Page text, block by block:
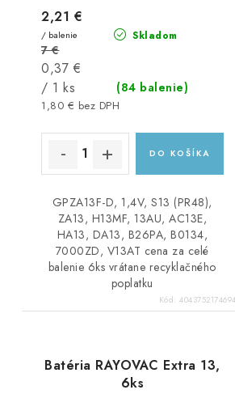
u
t
v
Skladom
(84 balenie)
1,80 € bez DPH
2,21 €
/ balenie
7 €
Jednotková
cena:
0,37 €
/ 1 ks
DO KOŠÍKA
GPZA13F-D, 1,4V, S13 (PR48),
ZA13, H13MF, 13AU, AC13E,
HA13, DA13, B26PA, B0134,
7000ZD, V13AT cena za celé
balenie 6ks vrátane recyklačného
poplatku
Kód:4043752174694
Batéria RAYOVAC Extra 13,
6ks